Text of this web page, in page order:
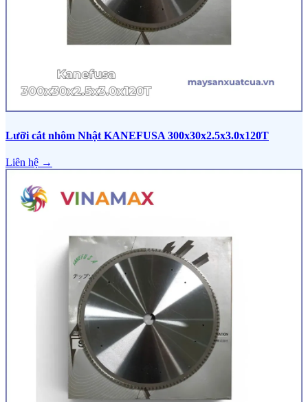
Lưỡi cắt nhôm Nhật KANEFUSA 300x30x2.5x3.0x120T
Liên hệ →